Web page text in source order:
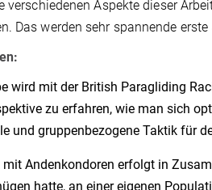
verschiedenen Aspekte dieser
Das werden sehr spannende
wird mit der British Paragliding
zu erfahren, wie man sich
und gruppenbezogene Taktik für
mit Andenkondoren erfolgt in
hatte, an einer eigenen